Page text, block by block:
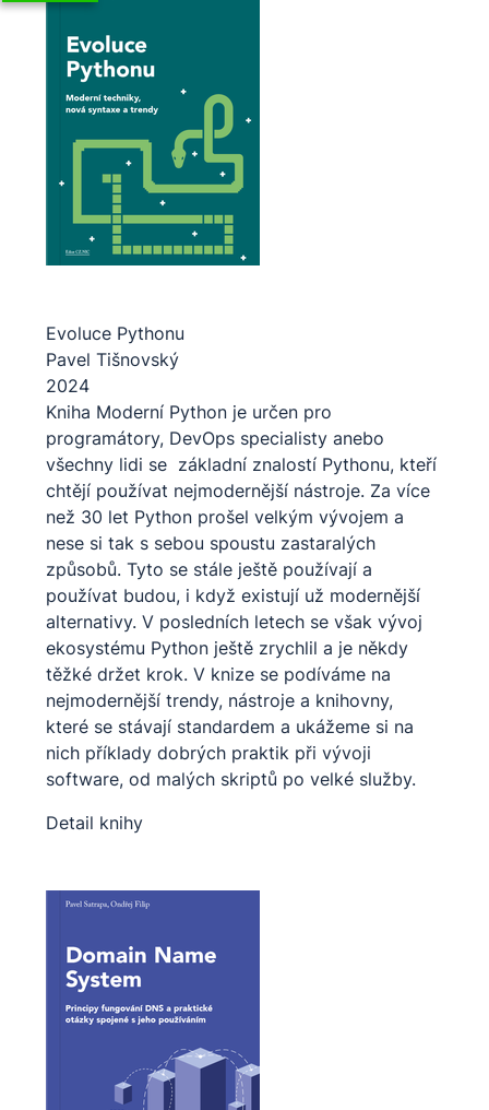
Evoluce Pythonu
Pavel Tišnovský
2024
Kniha Moderní Python je určen pro
programátory, DevOps specialisty anebo
všechny lidi se základní znalostí Pythonu, kteří
chtějí používat nejmodernější nástroje. Za více
než 30 let Python prošel velkým vývojem a
nese si tak s sebou spoustu zastaralých
způsobů. Tyto se stále ještě používají a
používat budou, i když existují už modernější
alternativy. V posledních letech se však vývoj
ekosystému Python ještě zrychlil a je někdy
těžké držet krok. V knize se podíváme na
nejmodernější trendy, nástroje a knihovny,
které se stávají standardem a ukážeme si na
nich příklady dobrých praktik při vývoji
software, od malých skriptů po velké služby.
Detail knihy